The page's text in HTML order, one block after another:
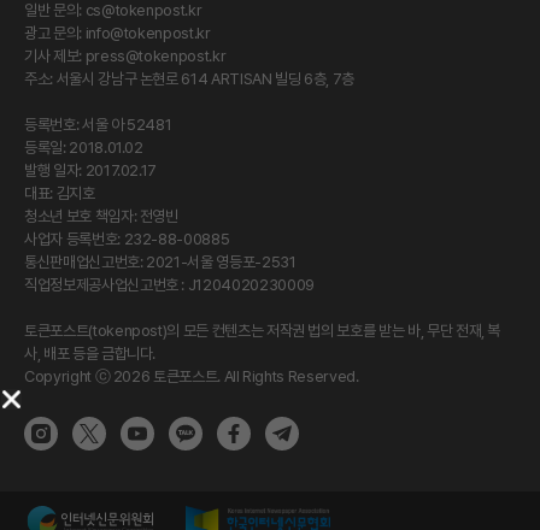
일반 문의: cs@tokenpost.kr
광고 문의: info@tokenpost.kr
기사 제보: press@tokenpost.kr
주소: 서울시 강남구 논현로 614 ARTISAN 빌딩 6층, 7층
등록번호: 서울 아 52481
등록일: 2018.01.02
발행 일자: 2017.02.17
대표: 김지호
청소년 보호 책임자: 전영빈
사업자 등록번호: 232-88-00885
통신판매업신고번호: 2021-서울 영등포-2531
직업정보제공사업신고번호 : J1204020230009
토큰포스트(tokenpost)의 모든 컨텐츠는 저작권 법의 보호를 받는 바, 무단 전재, 복
사, 배포 등을 금합니다.
Copyright ⓒ 2026 토큰포스트. All Rights Reserved.